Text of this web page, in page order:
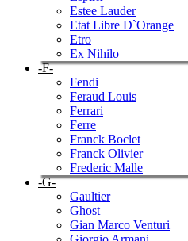
Estee Lauder
Etat Libre D`Orange
Etro
Ex Nihilo
-F-
Fendi
Feraud Louis
Ferrari
Ferre
Franck Boclet
Franck Olivier
Frederic Malle
-G-
Gaultier
Ghost
Gian Marco Venturi